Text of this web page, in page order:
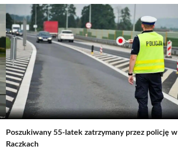
Poszukiwany 55-latek zatrzymany przez policję w
Raczkach